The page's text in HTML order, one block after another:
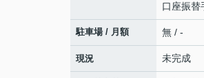
口座振替
駐車場 / 月額 無 / -
現況 未完成